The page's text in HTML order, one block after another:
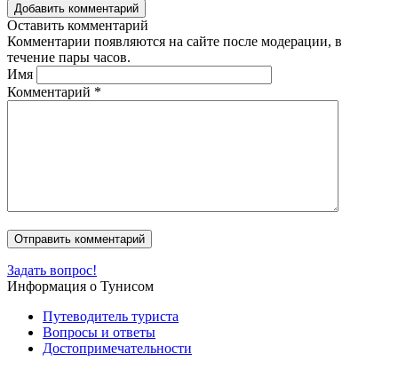
Добавить комментарий
Оставить комментарий
Комментарии появляются на сайте после модерации, в
течение пары часов.
Имя
Комментарий *
Задать вопрос!
Информация о Тунисом
Путеводитель туриста
Вопросы и ответы
Достопримечательности